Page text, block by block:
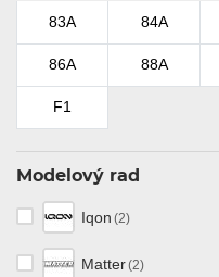
83A 84A
86A 88A
F1
Modelový rad
Iqon (2)
Matter(2)